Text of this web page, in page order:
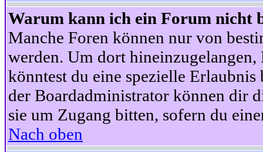
Warum kann ich ein Forum nicht
Manche Foren können nur von
werden. Um dort hineinzugelangen,
könntest du eine spezielle
der Boardadministrator können dir
sie um Zugang bitten, sofern du
Nach oben